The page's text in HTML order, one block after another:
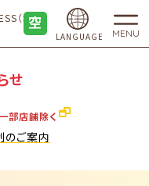
（地
LANGUAGE MENU
せ
部店舗除く
ご案内